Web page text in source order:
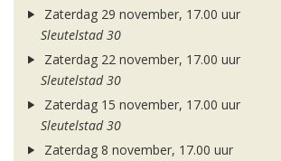
Zaterdag 29 november, 17.00 uur
Sleutelstad 30
Zaterdag 22 november, 17.00 uur
Sleutelstad 30
Zaterdag 15 november, 17.00 uur
Sleutelstad 30
Zaterdag 8 november, 17.00 uur